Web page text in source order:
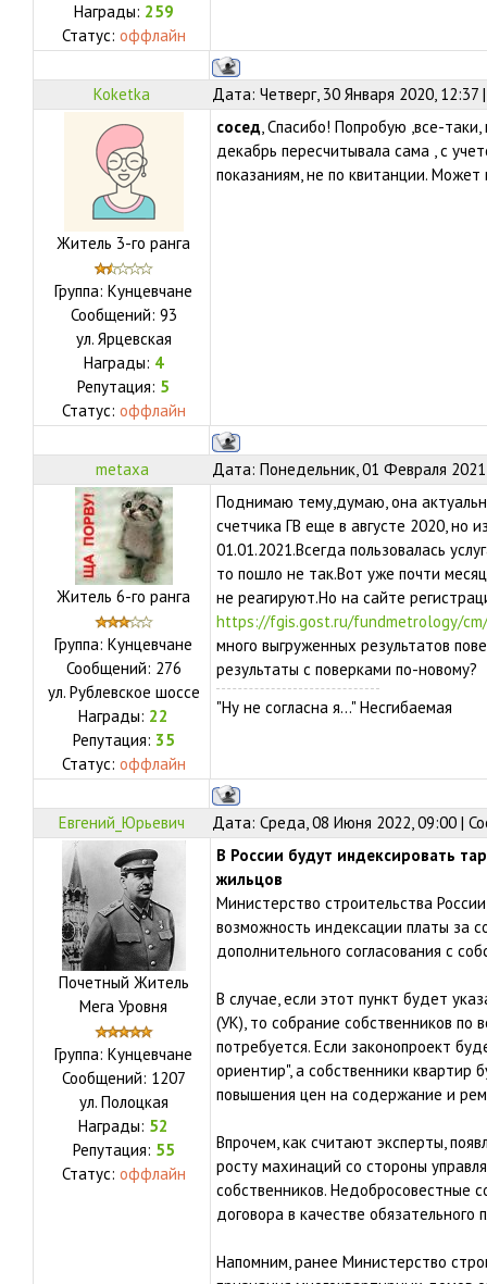
Награды: 259
Статус: оффлайн
Koketka Дата: Четверг, 30 Января 2020,
Житель 3-го ранга
Группа: Кунцевчане
Сообщений: 93
ул. Ярцевская
Награды: 4
Репутация: 5
Статус: оффлайн
сосед, Спасибо! Попробую ,все-
декабрь пересчитывала сама , с
показаниям, не по квитанции. Может
metaxa Дата: Понедельник, 01 Февраля
Житель 6-го ранга
Группа: Кунцевчане
Сообщений: 276
ул. Рублевское шоссе
Награды: 22
Репутация: 35
Статус: оффлайн
Поднимаю тему,думаю, она
счетчика ГВ еще в августе 2020, но
01.01.2021.Всегда пользовалась
то пошло не так.Вот уже почти
не реагируют.Но на сайте
https://fgis.gost.ru/fundmetrology/
много выгруженных результатов
результаты с поверками по-новому?
"Ну не согласна я..." Несгибаемая
Евгений_Юрьевич Дата: Среда, 08 Июня 2022, 09:00 |
Почетный Житель
Мега Уровня
Группа: Кунцевчане
Сообщений: 1207
ул. Полоцкая
Награды: 52
Репутация: 55
Статус: оффлайн
В России будут индексировать
жильцов
Министерство строительства
возможность индексации платы за
дополнительного согласования с
В случае, если этот пункт будет
(УК), то собрание собственников по
потребуется. Если законопроект
ориентир", а собственники квартир
повышения цен на содержание и
Впрочем, как считают эксперты,
росту махинаций со стороны
собственников. Недобросовестные
договора в качестве обязательного
Напомним, ранее Министерство